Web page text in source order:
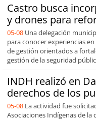
Castro busca
y drones para
05-08 Una delegación
para conocer experiencias
de gestión orientados a
gestión de la seguridad
INDH realizó en
derechos de los
05-08 La actividad fue
Asociaciones Indígenas de